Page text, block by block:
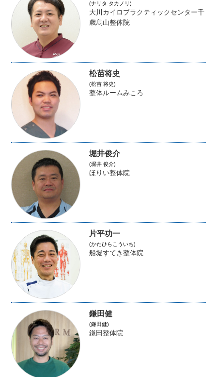
(ナリタ タカノリ)
大川カイロプラクティックセンター千
歳烏山整体院
松苗将史
(松苗 将史)
整体ルームみころ
堀井俊介
(堀井 俊介)
ほりい整体院
片平功一
(かたひらこういち)
船堀すてき整体院
鎌田健
(鎌田健)
鎌田整体院